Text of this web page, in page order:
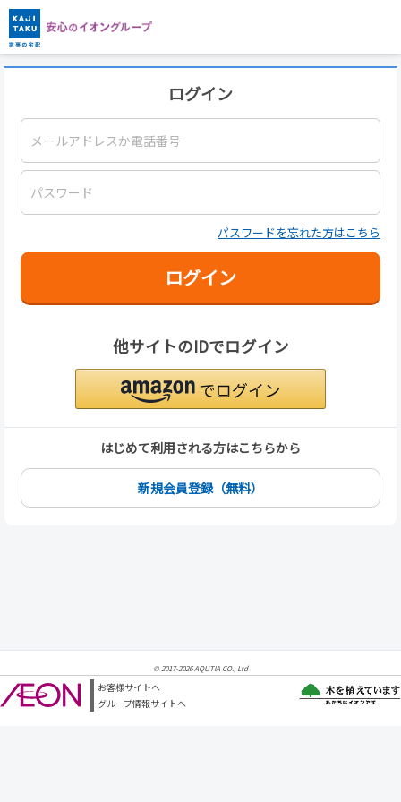
ログイン
パスワードを忘れた方はこちら
ログイン
他サイトのIDでログイン
はじめて利用される方はこちらから
新規会員登録（無料）
© 2017-2026 AQUTIA CO., Ltd
お客様サイトへ
グループ情報サイトへ